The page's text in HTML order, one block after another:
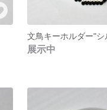
文鳥キーホルダー"シ
展示中